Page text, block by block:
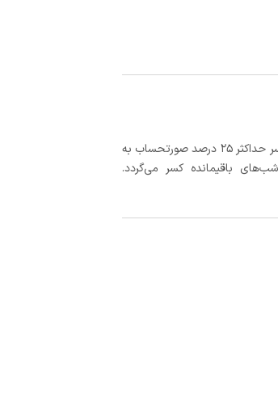
در صورتی که رزرو، حداقل 5 روز کامل از تاریخ ورود لغو گردد؛ مبلغ صورتحساب پس از کسر حداکثر 25 درصد صورتحساب به